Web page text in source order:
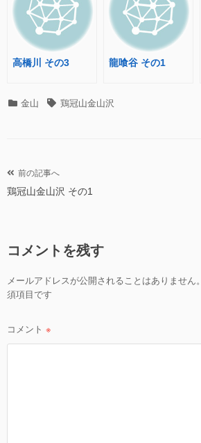
高橋川 その3 龍喰谷 その1
カ 金山
タ 鶏冠山金山沢
投
稿
ゲ
シ
ン
前の記事へ
鶏冠山金山沢 その1
コメントを残す
メールアドレスが公開されることはありません。
須項目です
コメント ※